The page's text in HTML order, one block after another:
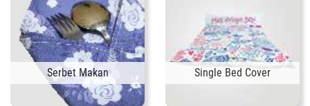
Serbet Makan Single Bed Cover